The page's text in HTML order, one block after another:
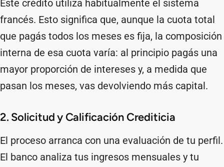
Este crédito utiliza habitualmente el sistema
francés. Esto significa que, aunque la cuota total
que pagás todos los meses es fija, la composición
interna de esa cuota varía: al principio pagás una
mayor proporción de intereses y, a medida que
pasan los meses, vas devolviendo más capital.
2. Solicitud y Calificación Crediticia
El proceso arranca con una evaluación de tu perfil.
El banco analiza tus ingresos mensuales y tu